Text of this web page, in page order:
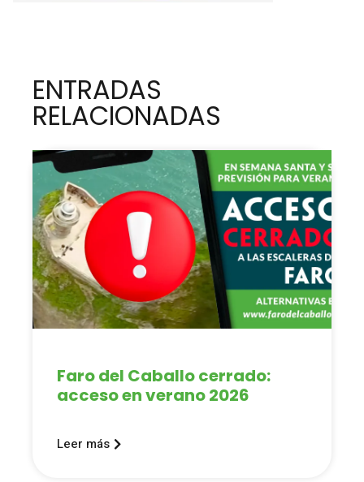
ENTRADAS
RELACIONADAS
Faro del Caballo cerrado:
acceso en verano 2026
Leer más